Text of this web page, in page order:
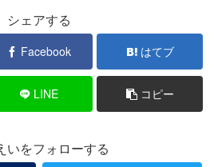
シェアする
Facebook はてブ
LINE コピー
いをフォローする